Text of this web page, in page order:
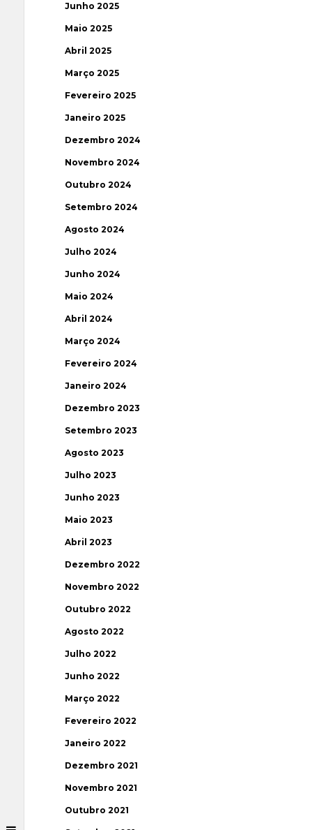
Junho 2025
Maio 2025
Abril 2025
Março 2025
Fevereiro 2025
Janeiro 2025
Dezembro 2024
Novembro 2024
Outubro 2024
Setembro 2024
Agosto 2024
Julho 2024
Junho 2024
Maio 2024
Abril 2024
Março 2024
Fevereiro 2024
Janeiro 2024
Dezembro 2023
Setembro 2023
Agosto 2023
Julho 2023
Junho 2023
Maio 2023
Abril 2023
Dezembro 2022
Novembro 2022
Outubro 2022
Agosto 2022
Julho 2022
Junho 2022
Março 2022
Fevereiro 2022
Janeiro 2022
Dezembro 2021
Novembro 2021
Outubro 2021